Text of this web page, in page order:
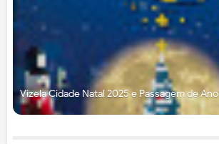
Vizela Cidade Natal 2025 e Passagem de Ano